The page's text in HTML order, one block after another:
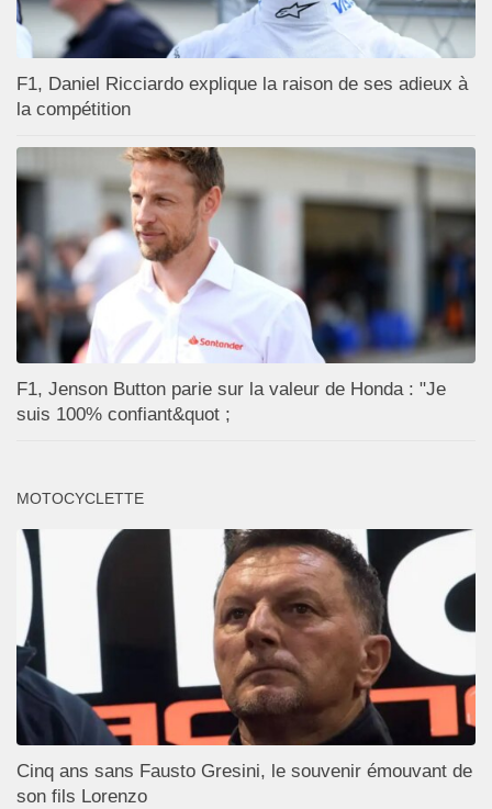
F1, Daniel Ricciardo explique la raison de ses adieux à
la compétition
F1, Jenson Button parie sur la valeur de Honda : "Je
suis 100% confiant&quot ;
MOTOCYCLETTE
Cinq ans sans Fausto Gresini, le souvenir émouvant de
son fils Lorenzo